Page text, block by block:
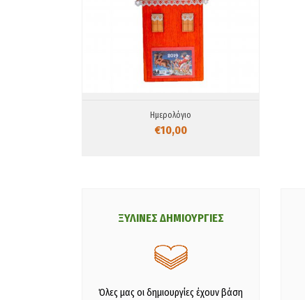
Ημερολόγιο
€10,00
ΞΥΛΙΝΕΣ ΔΗΜΙΟΥΡΓΙΕΣ
Όλες μας οι δημιουργίες έχουν βάση